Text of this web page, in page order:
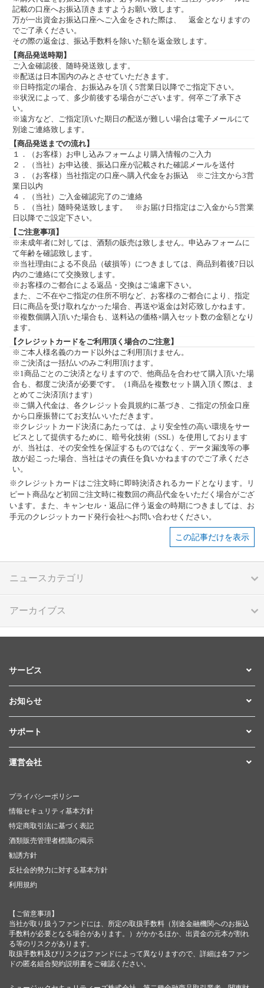
記載の口座へお振込頂きますようお願い致します。
万が一出資金お振込口座へご入金をされた際は、 返金となりますの
でご了承ください。
その際の返金は、振込手数料を除いた額を返金致します。
【商品発送時期】
ご入金確認後、随時発送致します。
※配送は日本国内のみとさせていただきます。
※日時指定の場合、お振込みを頂く5営業日以降でご指定下さい。
※状況によって、多少前後する場合がございます。何卒ご了承下さ
い。
※遠方など、ご指定頂いた期日の配送が難しい場合は電子メールにて
別途ご連絡致します。
【商品発送までの流れ】
１．（お客様）お申し込みフォームより購入情報のご入力
２．（当社）お申込後、振込口座が記載された確認メールを送付
３．（お客様）当社指定の口座へ購入代金をお振込 ※ご注文から3営
業日以内
４．（当社）ご入金確認完了のご連絡
５．（当社）随時発送致します。 ※お届け日指定はご入金から5営業
日以降でご設定下さい。
【ご注意事項】
※未成年者に対しては、酒類の販売は致しません。申込みフォームに
て年齢を確認致します。
※当社理由による不良品（破損等）につきましては、商品到着後7日以
内のご連絡にて交換致します。
※お客様のご都合による返品・交換はご遠慮下さい。
また、ご不在やご指定の住所不明など、お客様のご都合により、指定
日に商品を受け取れなかった場合、再送や返金は対応致しかねます。
※複数個購入頂いた場合も、送料込の価格×購入セット数の金額となり
ます。
【クレジットカードをご利用頂く場合のご注意】
※ご本人様名義のカード以外はご利用頂けません。
※ご決済は一括払いのみご利用頂けます。
※1商品ごとのご決済となりますので、他商品を合わせて購入頂いた場
合も、都度ご決済が必要です。（1商品を複数セット購入頂く際は、ま
とめてご決済頂けます）
※ご購入代金は、各クレジット会員規約に基づき、ご指定の預金口座
から口座振替にてお支払いいただきます。
※クレジットカード決済にあたっては、より安全性の高い環境をサー
ビスとして提供するために、暗号化技術（SSL）を使用しております
が、当社は、その安全性を保証するものではなく、データ漏洩等の事
故が起こった場合、当社はその責任を負いかねますのでご了承くださ
い。
※クレジットカードはご注文時に即時決済されるカードとなります。リ
ピート商品など初回ご注文時に複数回の商品代金をいただく場合がござ
います。また、キャンセル・返品に伴う返金の時期につきましては、お
手元のクレジットカード発行会社へお問い合わせください。
この記事だけを表示
ニュースカテゴリ
アーカイブス
サービス
お知らせ
サポート
運営会社
プライバシーポリシー
情報セキュリティ基本方針
特定商取引法に基づく表記
酒類販売管理者標識の掲示
勧誘方針
反社会的勢力に対する基本方針
利用規約
【ご留意事項】
当社が取り扱うファンドには、所定の取扱手数料（別途金融機関へのお振込
手数料が必要となる場合があります。）がかかるほか、出資金の元本が割れ
る等のリスクがあります。
取扱手数料及びリスクはファンドによって異なりますので、詳細は各ファン
ドの匿名組合契約説明書をご確認ください。